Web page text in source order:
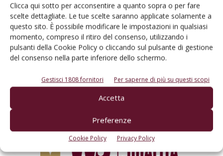
Clicca qui sotto per acconsentire a quanto sopra o per fare
scelte dettagliate. Le tue scelte saranno applicate solamente a
questo sito. È possibile modificare le impostazioni in qualsiasi
momento, compreso il ritiro del consenso, utilizzando i
pulsanti della Cookie Policy o cliccando sul pulsante di gestione
del consenso nella parte inferiore dello schermo.
Gestisci 1808 fornitori Per saperne di più su questi scopi
Accetta
Preferenze
Cookie Policy Privacy Policy
Rimani aggiornato sul mondo
dell’agricoltura
Iscriviti alle nostre newsletter